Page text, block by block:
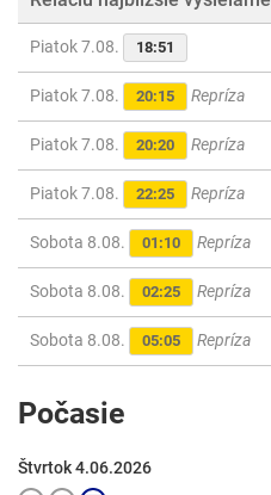
Piatok 7.08. 18:51
Piatok 7.08. 20:15 Repríza
Piatok 7.08. 20:20 Repríza
Piatok 7.08. 22:25 Repríza
Sobota 8.08. 01:10 Repríza
Sobota 8.08. 02:25 Repríza
Sobota 8.08. 05:05 Repríza
Počasie
Štvrtok 4.06.2026